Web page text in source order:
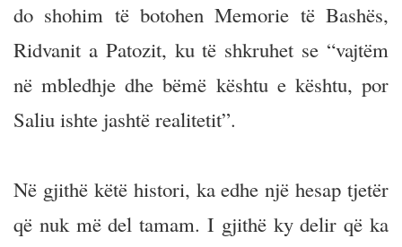
do shohim të botohen Memorie të Bashës,
Ridvanit a Patozit, ku të shkruhet se “vajtëm
në mbledhje dhe bëmë kështu e kështu, por
Saliu ishte jashtë realitetit”.
Në gjithë këtë histori, ka edhe një hesap tjetër
që nuk më del tamam. I gjithë ky delir që ka